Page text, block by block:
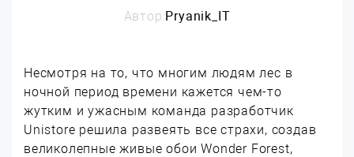
Автор:Pryanik_IT
Несмотря на то, что многим людям лес в
ночной период времени кажется чем-то
жутким и ужасным команда разработчик
Unistore решила развеять все страхи, создав
великолепные живые обои Wonder Forest,